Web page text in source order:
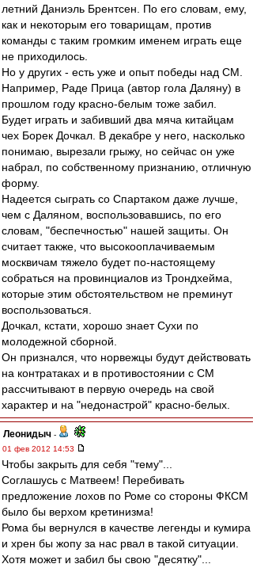
летний Даниэль Брентсен. По его словам, ему,
как и некоторым его товарищам, против
команды с таким громким именем играть еще
не приходилось.
Но у других - есть уже и опыт победы над СМ.
Например, Раде Прица (автор гола Даляну) в
прошлом году красно-белым тоже забил.
Будет играть и забивший два мяча китайцам
чех Борек Дочкал. В декабре у него, насколько
понимаю, вырезали грыжу, но сейчас он уже
набрал, по собственному признанию, отличную
форму.
Надеется сыграть со Спартаком даже лучше,
чем с Даляном, воспользовавшись, по его
словам, "беспечностью" нашей защиты. Он
считает также, что высокооплачиваемым
москвичам тяжело будет по-настоящему
собраться на провинциалов из Трондхейма,
которые этим обстоятельством не преминут
воспользоваться.
Дочкал, кстати, хорошо знает Сухи по
молодежной сборной.
Он признался, что норвежцы будут действовать
на контратаках и в противостоянии с СМ
рассчитывают в первую очередь на свой
характер и на "недонастрой" красно-белых.
Леонидыч -
01 фев 2012 14:53
Чтобы закрыть для себя "тему"...
Соглашусь с Матвеем! Перебивать
предложение лохов по Роме со стороны ФКСМ
было бы верхом кретинизма!
Рома бы вернулся в качестве легенды и кумира
и хрен бы жопу за нас рвал в такой ситуации.
Хотя может и забил бы свою "десятку"...